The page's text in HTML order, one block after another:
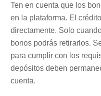
Ten en cuenta que los
en la plataforma. El
directamente. Solo
bonos podrás retirarlos.
para cumplir con los
depósitos deben
cuenta.